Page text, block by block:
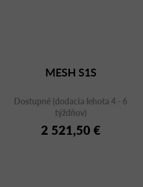
MESH S1S
Dostupné (dodacia lehota 4 - 6
týždňov)
2 521,50 €